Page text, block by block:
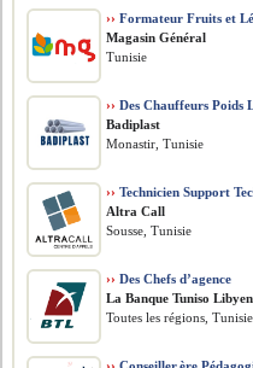
›› Formateur Fruits et
Magasin Général
Tunisie
›› Des Chauffeurs Poids
Badiplast
Monastir, Tunisie
›› Technicien Support
Altra Call
Sousse, Tunisie
›› Des Chefs d’agence
La Banque Tuniso
Toutes les régions, Tunisie